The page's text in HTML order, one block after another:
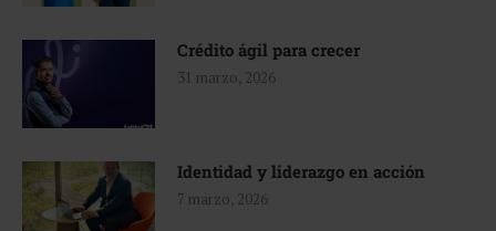
Crédito ágil para crecer
31 marzo, 2026
Identidad y liderazgo en acción
7 marzo, 2026